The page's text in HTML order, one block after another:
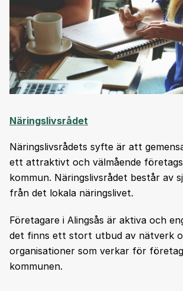
Näringslivsrådet
Näringslivsrådets syfte är att
ett attraktivt och välmående
kommun. Näringslivsrådet består av
från det lokala näringslivet.
Företagare i Alingsås är aktiva och
det finns ett stort utbud av nätverk
organisationer som verkar för
kommunen.